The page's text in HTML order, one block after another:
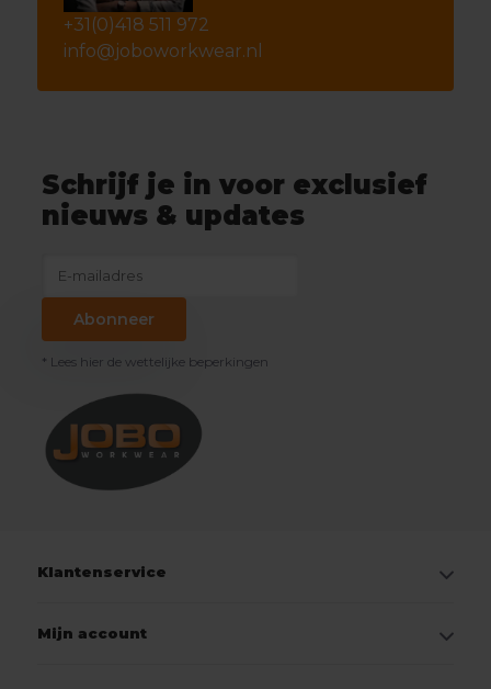
+31(0)418 511 972
info@joboworkwear.nl
Schrijf je in voor exclusief
nieuws & updates
Abonneer
* Lees hier de wettelijke beperkingen
Klantenservice
Mijn account